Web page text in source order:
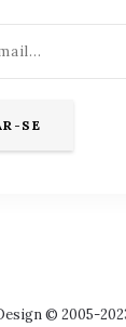
© 2005-